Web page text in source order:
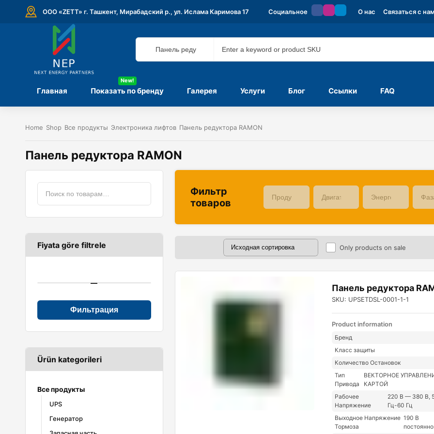
ООО «ZETT» г. Ташкент, Мирабадский р., ул. Ислама Каримова 17 Социальное О нас Связаться с
Главная Показать по бренду
New!
Галерея Услуги Блог Ссылки FAQ
Home Shop Все продукты Электроника лифтов Панель редуктора RAMON
Панель редуктора RAMON
Fiyata göre filtrele
Фильтрация
—
Ürün kategorileri
Все продукты
UPS
Defender Series
MA Series
Генератор
Фильтр
товаров
Only products on sale
Панель редуктора
SKU: UPSETDSL-0001-1-1
Product information
Бренд
Класс защиты
Количество Остановок
Тип
Привода
ВЕКТОРНОЕ
КАРТОЙ
Рабочее
Напряжение
220 В — 380 В,
Гц-60 Гц
Выходное Напряжение
Тормоза
190 В